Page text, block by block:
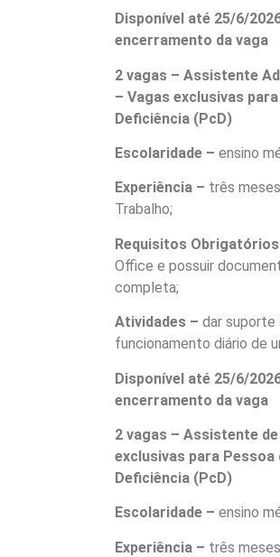
Disponível até 25/6/
encerramento da vaga
2 vagas – Assistente
– Vagas exclusivas
Deficiência (PcD)
Escolaridade – ensino
Experiência – três
Trabalho;
Requisitos Obrigatórios
Office e possuir
completa;
Atividades –dar suporte
funcionamento diário de
Disponível até 25/6/
encerramento da vaga
2 vagas – Assistente
exclusivas para Pessoa
Deficiência (PcD)
Escolaridade – ensino
Experiência – três